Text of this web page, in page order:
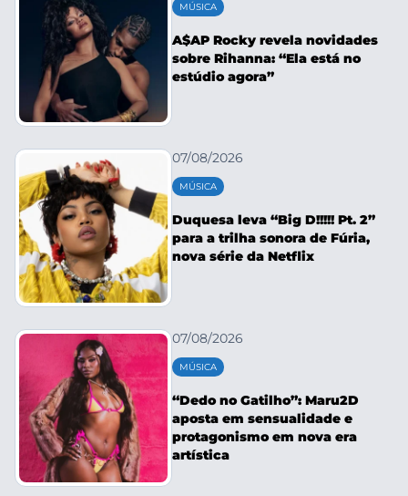
MÚSICA
A$AP Rocky revela novidades
sobre Rihanna: “Ela está no
estúdio agora”
07/08/2026
MÚSICA
Duquesa leva “Big D!!!!! Pt. 2”
para a trilha sonora de Fúria,
nova série da Netflix
07/08/2026
MÚSICA
“Dedo no Gatilho”: Maru2D
aposta em sensualidade e
protagonismo em nova era
artística